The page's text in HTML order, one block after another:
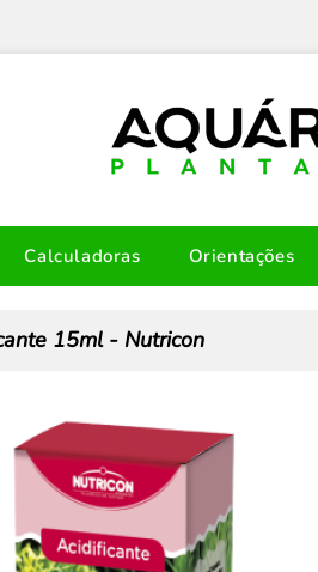
Calculadoras Orientações
15ml - Nutricon